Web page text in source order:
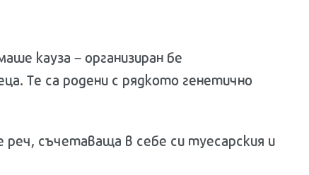
кауза – организиран бе
Те са родени с рядкото генетично
реч, съчетаваща в себе си туесарския и